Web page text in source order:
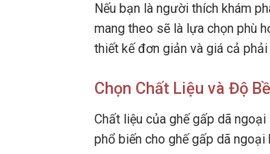
Nếu bạn là người thích khám
mang theo sẽ là lựa chọn phù
thiết kế đơn giản và giá cả
Chọn Chất Liệu và Độ
Chất liệu của ghế gấp dã
phổ biến cho ghế gấp dã ngoại